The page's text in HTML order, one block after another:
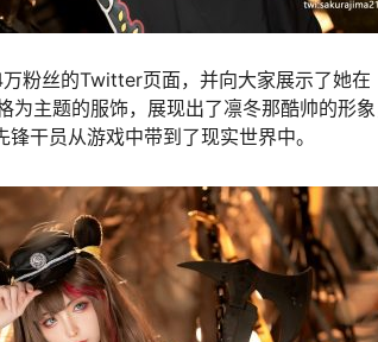
粉丝的Twitter页面，并向大家展示了她
为主题的服饰，展现出了凛冬那酷帅的形
干员从游戏中带到了现实世界中。